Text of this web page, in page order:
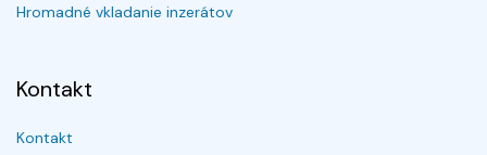
Hromadné vkladanie inzerátov
Kontakt
Kontakt